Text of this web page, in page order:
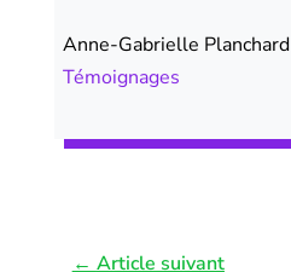
Anne-Gabrielle Planchard
Témoignages
← Article suivant